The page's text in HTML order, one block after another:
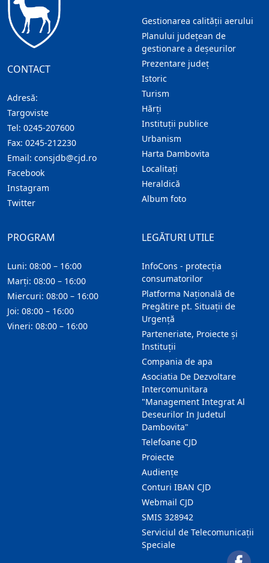
CONTACT
Adresă:
Targoviste
Tel: 0245-207600
Fax: 0245-212230
Email: consjdb@cjd.ro
Facebook
Instagram
Twitter
Gestionarea calității aerului
Planului județean de
gestionare a deșeurilor
Prezentare judeţ
Istoric
Turism
Hărţi
Instituţii publice
Urbanism
Harta Dambovita
Localitaţi
Heraldică
Album foto
LEGĂTURI UTILE
InfoCons - protecția
consumatorilor
Platforma Națională de
Pregătire pt. Situații de
Urgență
Parteneriate, Proiecte și
Instituții
Compania de apa
Asociatia De Dezvoltare
Intercomunitara
"Management Integrat Al
Deseurilor In Judetul
Dambovita"
Telefoane CJD
Proiecte
Audienţe
Conturi IBAN CJD
Webmail CJD
SMIS 328942
Serviciul de Telecomunicații
Speciale
PROGRAM
Luni: 08:00 – 16:00
Marți: 08:00 – 16:00
Miercuri: 08:00 – 16:00
Joi: 08:00 – 16:00
Vineri: 08:00 – 16:00